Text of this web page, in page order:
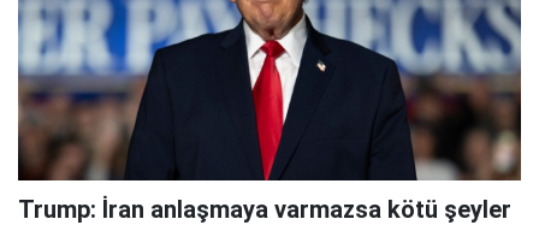
Trump: İran anlaşmaya varmazsa kötü şeyler